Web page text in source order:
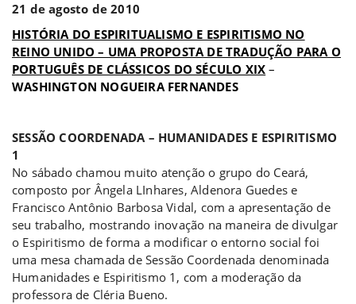
21 de agosto de 2010
HISTÓRIA DO ESPIRITUALISMO E ESPIRITISMO NO
REINO UNIDO – UMA PROPOSTA DE TRADUÇÃO PARA O
PORTUGUÊS DE CLÁSSICOS DO SÉCULO XIX –
WASHINGTON NOGUEIRA FERNANDES
SESSÃO COORDENADA – HUMANIDADES E ESPIRITISMO
1
No sábado chamou muito atenção o grupo do Ceará,
composto por Ângela LInhares, Aldenora Guedes e
Francisco Antônio Barbosa Vidal, com a apresentação de
seu trabalho, mostrando inovação na maneira de divulgar
o Espiritismo de forma a modificar o entorno social foi
uma mesa chamada de Sessão Coordenada denominada
Humanidades e Espiritismo 1, com a moderação da
professora de Cléria Bueno.